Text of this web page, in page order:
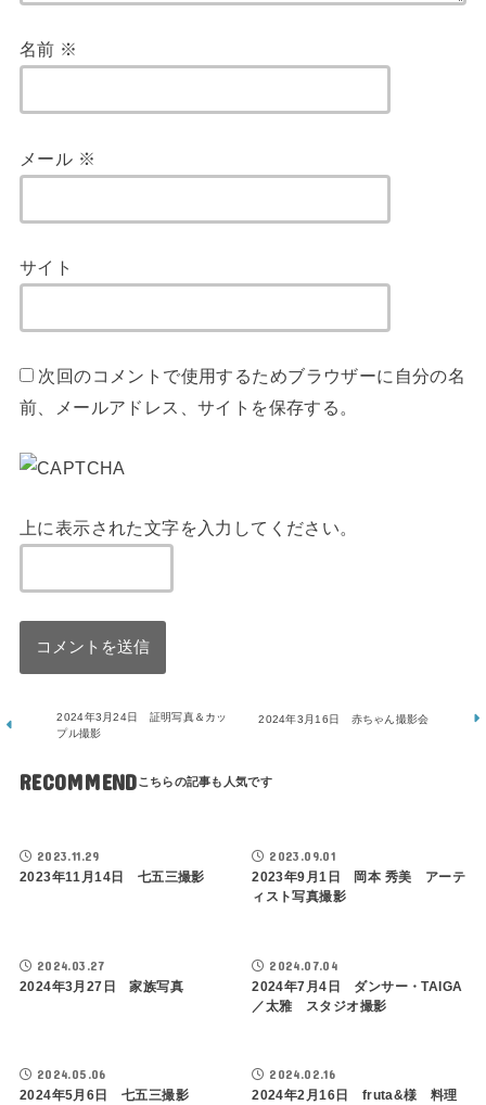
名前 ※
メール ※
サイト
次回のコメントで使用するためブラウザーに自分の名
前、メールアドレス、サイトを保存する。
上に表示された文字を入力してください。
2024年3月24日 証明写真＆カッ
プル撮影
2024年3月16日 赤ちゃん撮影会
RECOMMEND
2023.11.29
2023年11月14日 七五三撮影
2023.09.01
2023年9月1日 岡本 秀美 アーテ
ィスト写真撮影
2024.03.27
2024年3月27日 家族写真
2024.07.04
2024年7月4日 ダンサー・TAIGA
／太雅 スタジオ撮影
2024.05.06
2024年5月6日 七五三撮影
2024.02.16
2024年2月16日 fruta&様 料理